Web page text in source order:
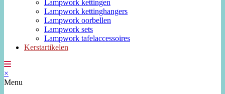
Lampwork kettingen
Lampwork kettinghangers
Lampwork oorbellen
Lampwork sets
Lampwork tafelaccessoires
Kerstartikelen
×
Menu